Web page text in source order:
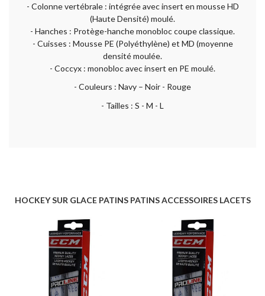
- Colonne vertébrale : intégrée avec insert en mousse HD
(Haute Densité) moulé.
- Hanches : Protège-hanche monobloc coupe classique.
- Cuisses : Mousse PE (Polyéthylène) et MD (moyenne
densité moulée.
- Coccyx : monobloc avec insert en PE moulé.
- Couleurs : Navy – Noir - Rouge
- Tailles : S - M - L
HOCKEY SUR GLACE PATINS PATINS ACCESSOIRES LACETS